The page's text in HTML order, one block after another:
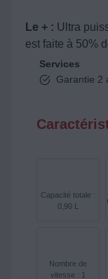
Le + : Ultra
est faite à 50%
Services
Garantie 2
Capacité totale :
0,90 L
Nombre de
vitesse : 1